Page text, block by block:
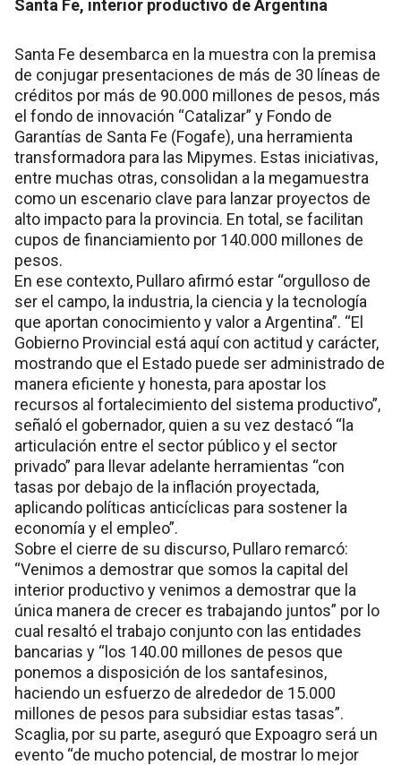
Santa Fe, interior productivo de Argentina
Santa Fe desembarca en la muestra con la premisa
de conjugar presentaciones de más de 30 líneas de
créditos por más de 90.000 millones de pesos, más
el fondo de innovación “Catalizar” y Fondo de
Garantías de Santa Fe (Fogafe), una herramienta
transformadora para las Mipymes. Estas iniciativas,
entre muchas otras, consolidan a la megamuestra
como un escenario clave para lanzar proyectos de
alto impacto para la provincia. En total, se facilitan
cupos de financiamiento por 140.000 millones de
pesos.
En ese contexto, Pullaro afirmó estar “orgulloso de
ser el campo, la industria, la ciencia y la tecnología
que aportan conocimiento y valor a Argentina”. “El
Gobierno Provincial está aquí con actitud y carácter,
mostrando que el Estado puede ser administrado de
manera eficiente y honesta, para apostar los
recursos al fortalecimiento del sistema productivo”,
señaló el gobernador, quien a su vez destacó “la
articulación entre el sector público y el sector
privado” para llevar adelante herramientas “con
tasas por debajo de la inflación proyectada,
aplicando políticas anticíclicas para sostener la
economía y el empleo”.
Sobre el cierre de su discurso, Pullaro remarcó:
“Venimos a demostrar que somos la capital del
interior productivo y venimos a demostrar que la
única manera de crecer es trabajando juntos” por lo
cual resaltó el trabajo conjunto con las entidades
bancarias y “los 140.00 millones de pesos que
ponemos a disposición de los santafesinos,
haciendo un esfuerzo de alrededor de 15.000
millones de pesos para subsidiar estas tasas”.
Scaglia, por su parte, aseguró que Expoagro será un
evento “de mucho potencial, de mostrar lo mejor